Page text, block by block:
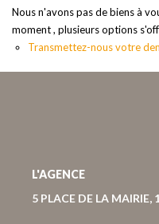
Nos
Nous n'avons pas de biens à
moment , plusieurs options
Transmettez-nous votre
L'AGENCE
5 PLACE DE LA MAIRIE,